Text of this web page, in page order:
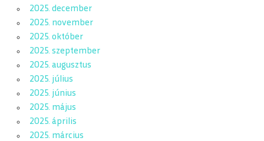
2025. december
2025. november
2025. október
2025. szeptember
2025. augusztus
2025. július
2025. június
2025. május
2025. április
2025. március